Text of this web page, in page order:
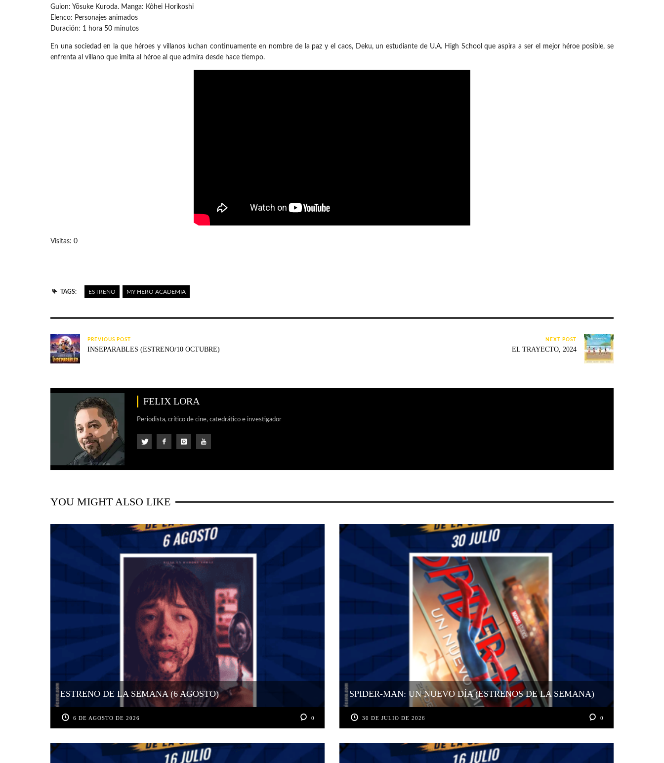
Guion: Yōsuke Kuroda. Manga: Kôhei Horikoshi
Elenco: Personajes animados
Duración: 1 hora 50 minutos
En una sociedad en la que héroes y villanos luchan continuamente en nombre de la paz y el caos, Deku, un estudiante de U.A. High School que aspira a ser el mejor héroe posible, se
enfrenta al villano que imita al héroe al que admira desde hace tiempo.
Visitas: 0
TAGS: ESTRENO MY HERO ACADEMIA
PREVIOUS POST
INSEPARABLES (ESTRENO/10 OCTUBRE)
NEXT POST
EL TRAYECTO, 2024
FELIX LORA
Periodista, crítico de cine, catedrático e investigador
YOU MIGHT ALSO LIKE
ESTRENO DE LA SEMANA (6 AGOSTO)
6 DE AGOSTO DE 2026 0
SPIDER-MAN: UN NUEVO DÍA (ESTRENOS DE LA SEMANA)
30 DE JULIO DE 2026 0